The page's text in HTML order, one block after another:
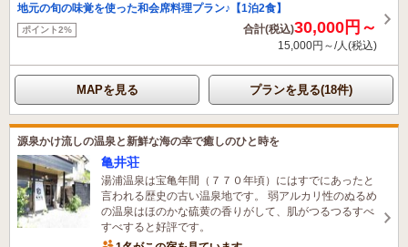
地元の旬の味覚を使った和会席料理プラン♪【1泊2食】
ポイント2% 合計(税込)30,000円～
15,000円～/人(税込)
MAPを見る プランを見る(18件)
源泉かけ流しの温泉と新鮮な海の幸で癒しのひと時を
亀井荘
湯浦温泉は宝亀年間（７７０年頃）にはすでにあったと
言われる歴史の古い温泉地です。 弱アルカリ性のぬるめ
の温泉はほのかな硫黄の香りがして、肌がつるつるすべ
すべすると好評です。